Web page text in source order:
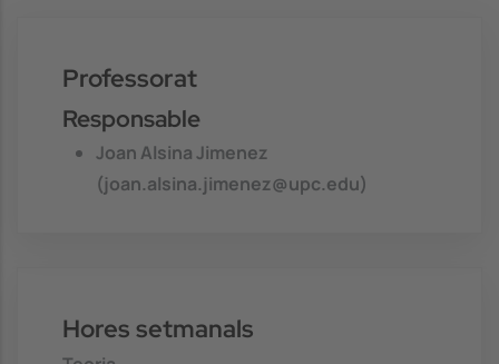
Professorat
Responsable
Joan Alsina Jimenez
(joan.alsina.jimenez@upc.edu)
Hores setmanals